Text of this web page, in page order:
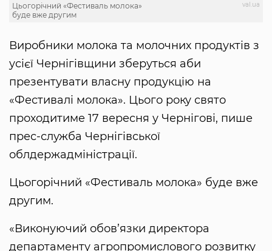
val.ua
Цьогорічний «Фестиваль молока»
буде вже другим
Виробники молока та молочних продуктів з
усієї Чернігівщини зберуться аби
презентувати власну продукцію на
«Фестивалі молока». Цього року свято
проходитиме 17 вересня у Чернігові, пише
прес-служба Чернігівської
облдержадміністрації.
Цьогорічний «Фестиваль молока» буде вже
другим.
«Виконуючий обов’язки директора
департаменту агропромислового розвитку